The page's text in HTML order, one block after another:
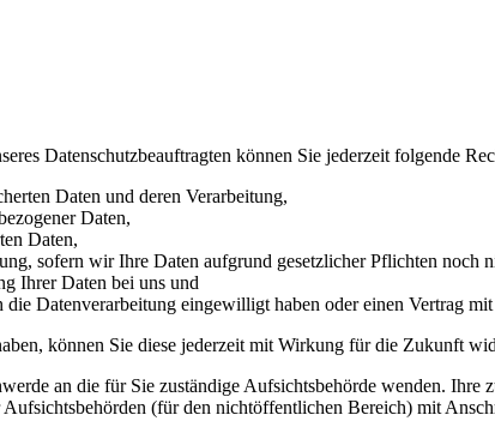
Datenschutzbeauftragten können Sie jederzeit folgende
Daten und deren Verarbeitung,
Daten,
Daten,
sofern wir Ihre Daten aufgrund gesetzlicher Pflichten noch
Ihrer Daten bei uns und
Datenverarbeitung eingewilligt haben oder einen Vertrag mit
können Sie diese jederzeit mit Wirkung für die Zukunft
an die für Sie zuständige Aufsichtsbehörde wenden.
(für den nichtöffentlichen Bereich) mit